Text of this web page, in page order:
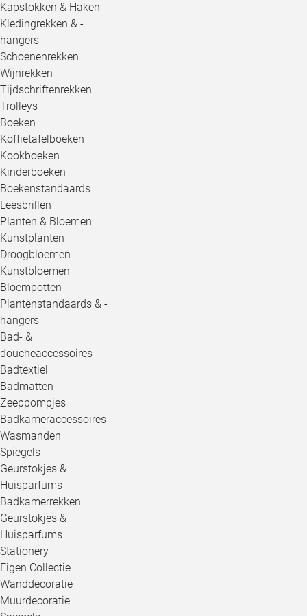
Kapstokken & Haken
Kledingrekken & -
hangers
Schoenenrekken
Wijnrekken
Tijdschriftenrekken
Trolleys
Boeken
Koffietafelboeken
Kookboeken
Kinderboeken
Boekenstandaards
Leesbrillen
Planten & Bloemen
Kunstplanten
Droogbloemen
Kunstbloemen
Bloempotten
Plantenstandaards & -
hangers
Bad- &
doucheaccessoires
Badtextiel
Badmatten
Zeeppompjes
Badkameraccessoires
Wasmanden
Spiegels
Geurstokjes &
Huisparfums
Badkamerrekken
Geurstokjes &
Huisparfums
Stationery
Eigen Collectie
Wanddecoratie
Muurdecoratie